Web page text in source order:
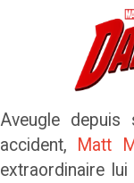
Aveugle
accident,
Matt
extraordinaire